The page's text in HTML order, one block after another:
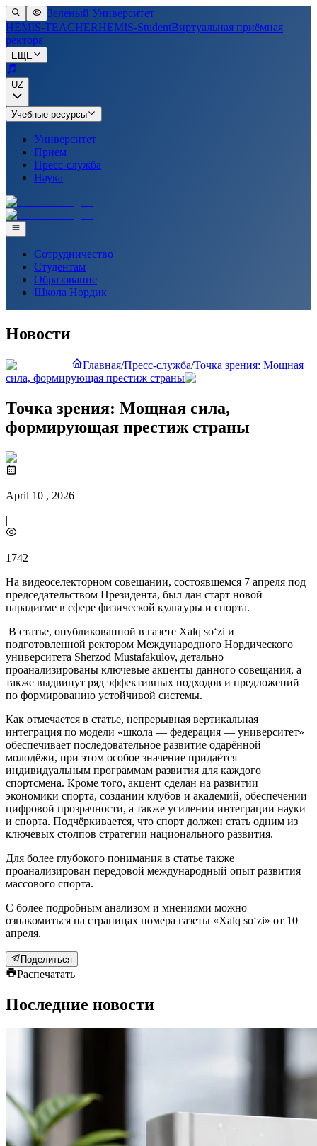
Зеленый Университет
HEMIS-TEACHERHEMIS-StudentВиртуальная приёмная
ректора
ЕЩЕ
UZ
Учебные ресурсы
Университет
Прием
Пресс-служба
Наука
Сотрудничество
Студентам
Образование
Школа Нордик
Новости
Главная/Пресс-служба/Точка зрения: Мощная
сила, формирующая престиж страны
Точка зрения: Мощная сила,
формирующая престиж страны
April 10 , 2026
|
1742
На видеоселекторном совещании, состоявшемся 7 апреля под
председательством Президента, был дан старт новой
парадигме в сфере физической культуры и спорта.
В статье, опубликованной в газете Xalq so‘zi и
подготовленной ректором Международного Нордического
университета Sherzod Mustafakulov, детально
проанализированы ключевые акценты данного совещания, а
также выдвинут ряд эффективных подходов и предложений
по формированию устойчивой системы.
Как отмечается в статье, непрерывная вертикальная
интеграция по модели «школа — федерация — университет»
обеспечивает последовательное развитие одарённой
молодёжи, при этом особое значение придаётся
индивидуальным программам развития для каждого
спортсмена. Кроме того, акцент сделан на развитии
экономики спорта, создании клубов и академий, обеспечении
цифровой прозрачности, а также усилении интеграции науки
и спорта. Подчёркивается, что спорт должен стать одним из
ключевых столпов стратегии национального развития.
Для более глубокого понимания в статье также
проанализирован передовой международный опыт развития
массового спорта.
С более подробным анализом и мнениями можно
ознакомиться на страницах номера газеты «Xalq so‘zi» от 10
апреля.
Поделиться
Распечатать
Последние новости